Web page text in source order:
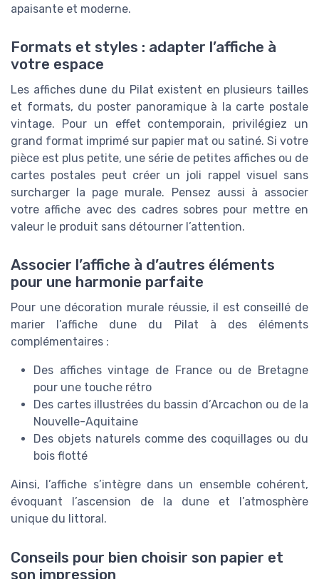
apaisante et moderne.
Formats et styles : adapter l’affiche à
votre espace
Les affiches dune du Pilat existent en plusieurs tailles
et formats, du poster panoramique à la carte postale
vintage. Pour un effet contemporain, privilégiez un
grand format imprimé sur papier mat ou satiné. Si votre
pièce est plus petite, une série de petites affiches ou de
cartes postales peut créer un joli rappel visuel sans
surcharger la page murale. Pensez aussi à associer
votre affiche avec des cadres sobres pour mettre en
valeur le produit sans détourner l’attention.
Associer l’affiche à d’autres éléments
pour une harmonie parfaite
Pour une décoration murale réussie, il est conseillé de
marier l’affiche dune du Pilat à des éléments
complémentaires :
Des affiches vintage de France ou de Bretagne
pour une touche rétro
Des cartes illustrées du bassin d’Arcachon ou de la
Nouvelle-Aquitaine
Des objets naturels comme des coquillages ou du
bois flotté
Ainsi, l’affiche s’intègre dans un ensemble cohérent,
évoquant l’ascension de la dune et l’atmosphère
unique du littoral.
Conseils pour bien choisir son papier et
son impression